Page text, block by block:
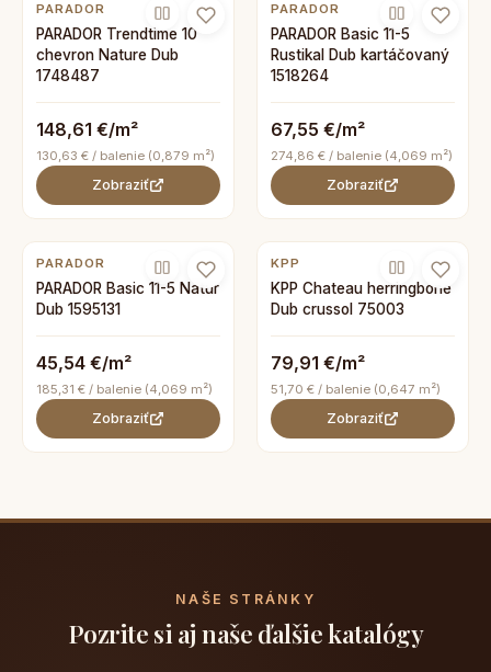
PARADOR
PARADOR Trendtime 10
chevron Nature Dub
1748487
148,61 €/m²
130,63 € / balenie (0,879 m²)
Zobraziť
PARADOR
PARADOR Basic 11-5
Rustikal Dub kartáčovaný
1518264
67,55 €/m²
274,86 € / balenie (4,069 m²)
Zobraziť
PARADOR
PARADOR Basic 11-5 Natur
Dub 1595131
45,54 €/m²
185,31 € / balenie (4,069 m²)
Zobraziť
KPP
KPP Chateau herringbone
Dub crussol 75003
79,91 €/m²
51,70 € / balenie (0,647 m²)
Zobraziť
NAŠE STRÁNKY
Pozrite si aj naše ďalšie katalógy